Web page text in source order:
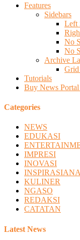
Features
Sidebars
Left
No
No
Archive
Tutorials
Buy News
Categories
NEWS
EDUKASI
IMPRESI
INOVASI
KULINER
NGASO
REDAKSI
CATATAN
Latest News